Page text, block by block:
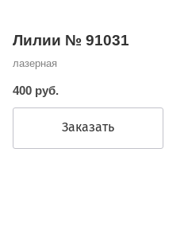
Лилии № 91031
лазерная
400 руб.
Заказать